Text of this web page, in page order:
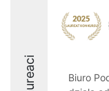
Laureaci
Biuro